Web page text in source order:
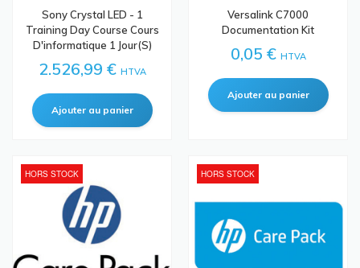
Sony Crystal LED - 1
Training Day Course Cours
D'informatique 1 Jour(s)
2.526,99 € HTVA
Versalink C7000
Documentation Kit
0,05 € HTVA
HORS STOCK HORS STOCK